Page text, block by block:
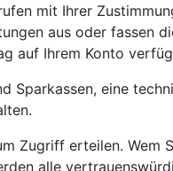
mit Ihrer
aus oder fassen
auf Ihrem Konto
Sparkassen, eine
Zugriff erteilen.
alle